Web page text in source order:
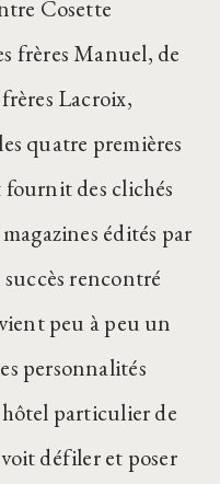
Cosette
frères Manuel, de
Lacroix,
quatre premières
des clichés
édités par
rencontré
peu à peu un
personnalités
particulier de
défiler et poser